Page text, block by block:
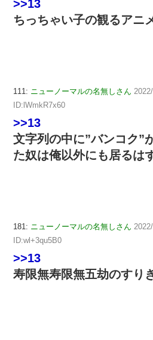
>>13
ちっちゃい子の観るアニ
111: ニューノーマルの名無しさん
ID:lWmkR7x60
>>13
文字列の中に”バンコク”
た奴は俺以外にも居るは
181: ニューノーマルの名無しさん
ID:wl+3qu5B0
>>13
寿限無寿限無五劫のすり